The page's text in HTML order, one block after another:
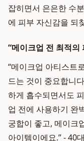
잡히면서 은은한 수
에 피부 자신감을 되
“메이크업 전 최적의
“메이크업 아티스트
드는 것이 중요합니
하게 흡수되면서도
업 전에 사용하기 완
궁합이 좋고, 메이크
아이템이에요.” - 40